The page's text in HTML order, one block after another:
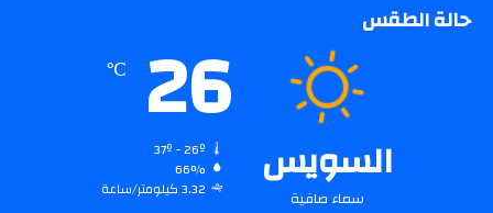
حالة الطقس
السويس
سماء صافية
26
℃
66%
3.32 كيلومتر/ساعة